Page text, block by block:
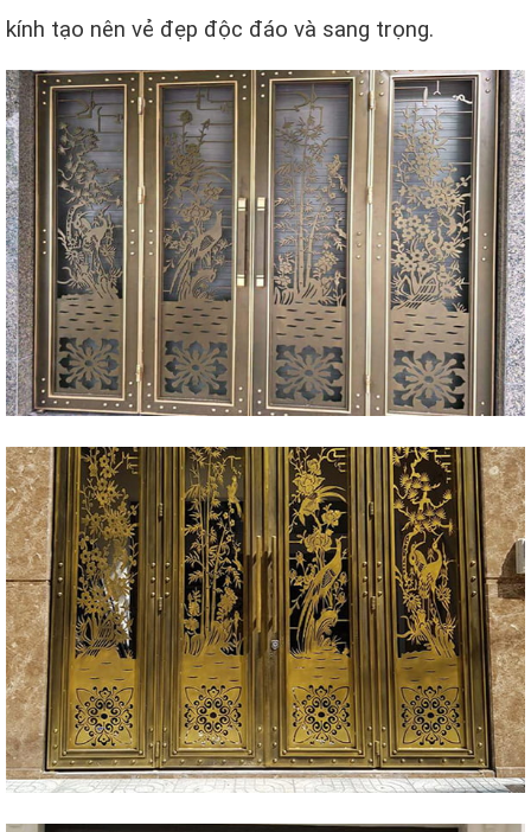
kính tạo nên vẻ đẹp độc đáo và sang trọng.